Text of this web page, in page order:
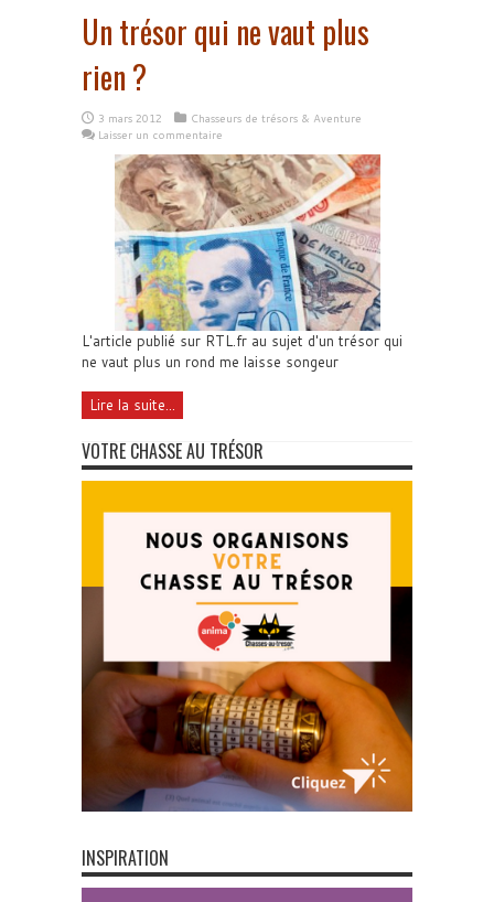
Un trésor qui ne vaut plus
rien ?
3 mars 2012
Chasseurs de trésors & Aventure
Laisser un commentaire
L'article publié sur RTL.fr au sujet d'un trésor qui
ne vaut plus un rond me laisse songeur
Lire la suite...
VOTRE CHASSE AU TRÉSOR
INSPIRATION